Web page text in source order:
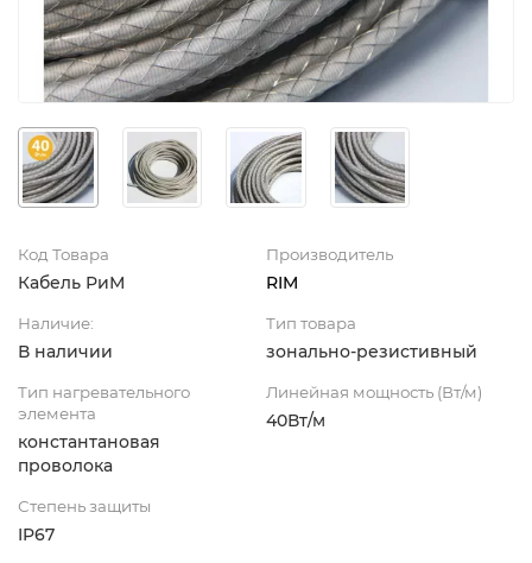
Код Товара
Кабель РиМ
Производитель
RIM
Наличие:
В наличии
Тип товара
зонально-резистивный
Тип нагревательного
элемента
константановая
проволока
Линейная мощность (Вт/м)
40Вт/м
Степень защиты
IP67